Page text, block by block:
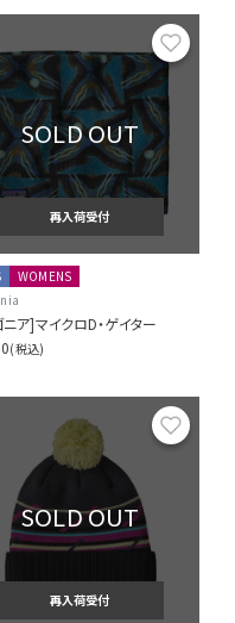
SOLD OUT
再入荷受付
WOMENS
ア]マイクロD・ゲイター
(税込)
SOLD OUT
再入荷受付